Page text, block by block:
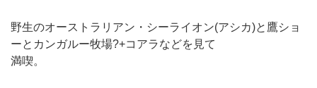
野生のオーストラリアン・シーライオン(アシカ)と鷹ショ
ーとカンガルー牧場?+コアラなどを見て
満喫。